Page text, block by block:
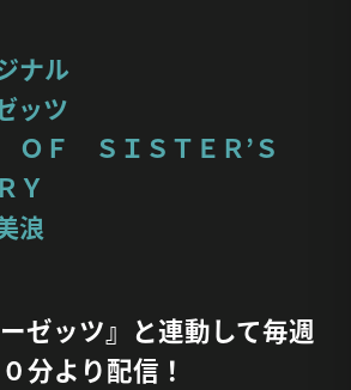
ナル
ッツ
ＯＦ ＳＩＳＴＥＲ’Ｓ
Ｙ
浪
ゼッツ』と連動して毎週
分より配信！